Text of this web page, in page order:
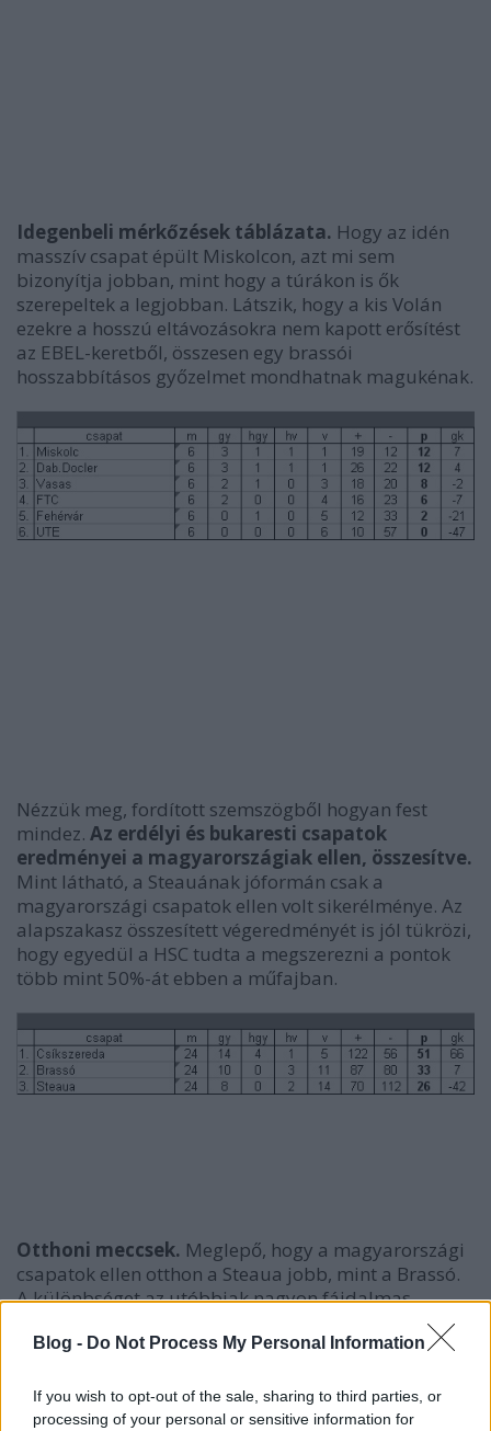
Blog - Do Not Process My Personal Information
If you wish to opt-out of the sale, sharing to third parties, or
processing of your personal or sensitive information for
Idegenbeli mérkőzések táblázata. Hogy az idén
masszív csapat épült Miskolcon, azt mi sem
bizonyítja jobban, mint hogy a túrákon is ők
szerepeltek a legjobban. Látszik, hogy a kis Volán
ezekre a hosszú eltávozásokra nem kapott erősítést
az EBEL-keretből, összesen egy brassói
hosszabbításos győzelmet mondhatnak magukénak.
Nézzük meg, fordított szemszögből hogyan fest
mindez. Az erdélyi és bukaresti csapatok
eredményei a magyarországiak ellen, összesítve.
Mint látható, a Steauának jóformán csak a
magyarországi csapatok ellen volt sikerélménye. Az
alapszakasz összesített végeredményét is jól tükrözi,
hogy egyedül a HSC tudta a megszerezni a pontok
több mint 50%-át ebben a műfajban.
Otthoni meccsek. Meglepő, hogy a magyarországi
csapatok ellen otthon a Steaua jobb, mint a Brassó.
A különbséget az utóbbiak nagyon fájdalmas,